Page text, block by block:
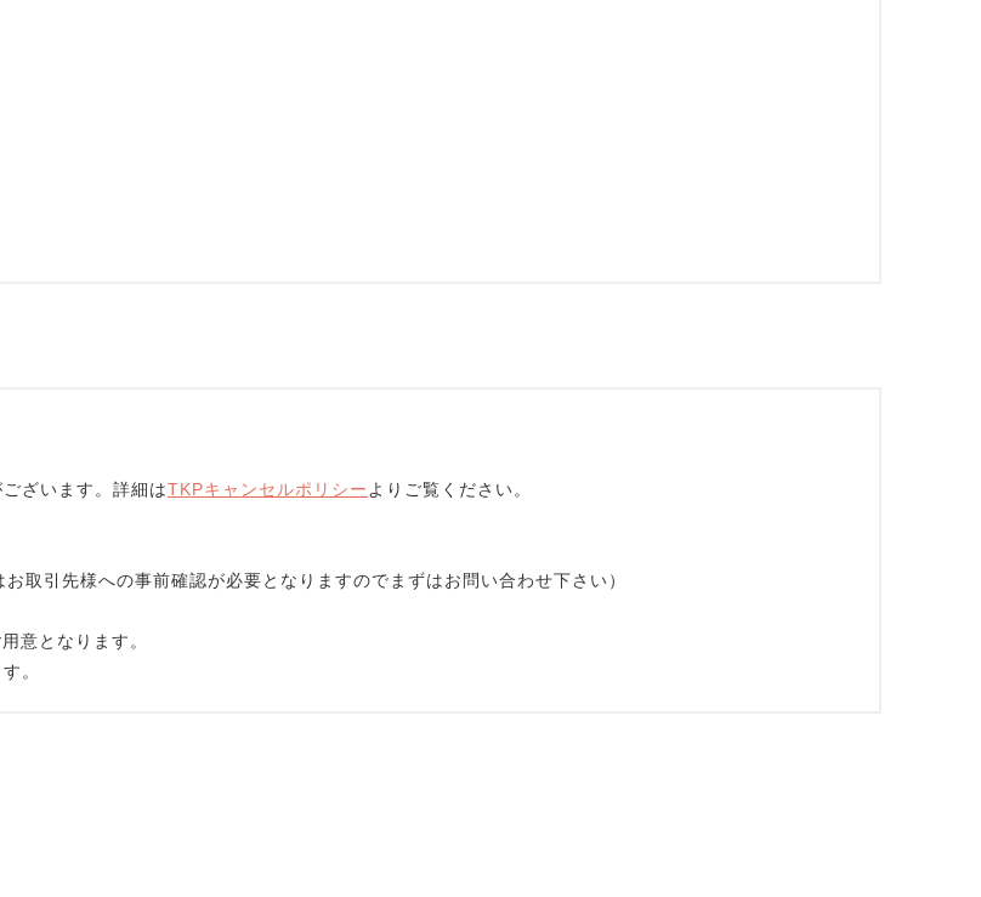
ざいます。詳細はTKPキャンセルポリシーよりご覧ください。
取引先様への事前確認が必要となりますのでまずはお問い合わせ下さい）
意となります。
。